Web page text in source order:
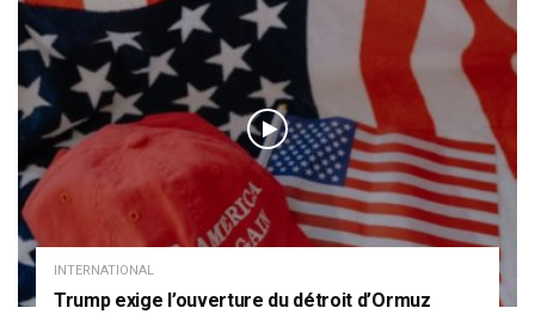
INTERNATIONAL
Trump exige l’ouverture du détroit d’Ormuz